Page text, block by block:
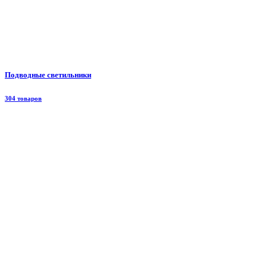
Подводные светильники
304 товаров